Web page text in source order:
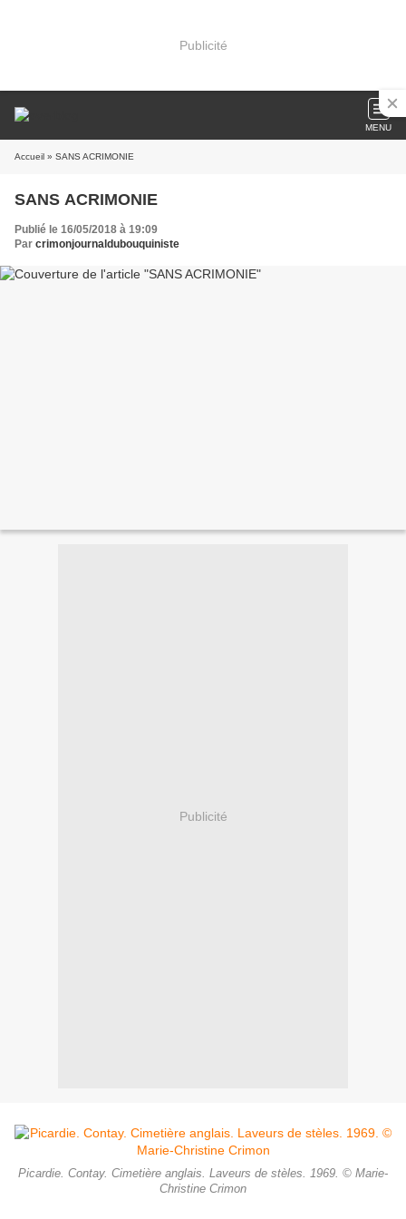
Publicité
MENU
Accueil » SANS ACRIMONIE
SANS ACRIMONIE
Publié le 16/05/2018 à 19:09
Par crimonjournaldubouquiniste
Publicité
Picardie. Contay. Cimetière anglais. Laveurs de stèles. 1969. © Marie-
Christine Crimon